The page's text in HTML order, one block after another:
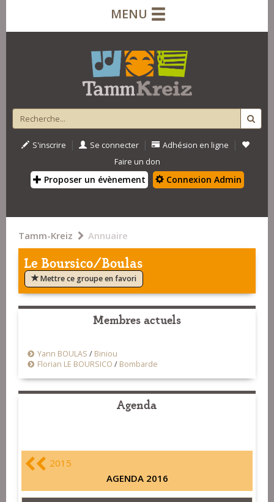
MENU
S'inscrire | Se connecter | Adhésion en ligne |
Faire un don
Proposer un évènement Connexion Admin
Tamm-Kreiz Annuaire
Le Boursico/Boulas
Mettre ce groupe en favori
Membres actuels
Yann BOULAS / Biniou
Florian LE BOURSICO / Bombarde
Agenda
2015
AGENDA 2016